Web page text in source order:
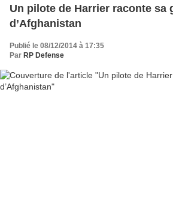
Un pilote de Harrier raconte sa
d’Afghanistan
Publié le 08/12/2014 à 17:35
Par RP Defense